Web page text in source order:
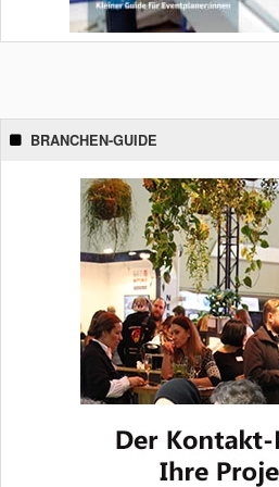
BRANCHEN-GUIDE